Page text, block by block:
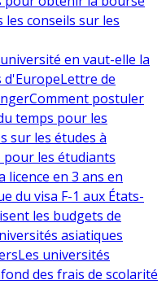
conseils sur les
en vaut-elle la
d'EuropeLettre de
Comment postuler
temps pour les
sur les études à
les étudiants
licence en 3 ans en
du visa F-1 aux États-
les budgets de
asiatiques
Les universités
des frais de scolarité